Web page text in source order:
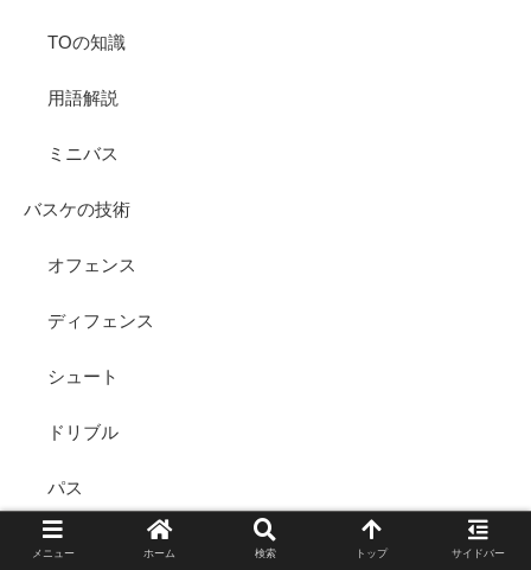
TOの知識
用語解説
ミニバス
バスケの技術
オフェンス
ディフェンス
シュート
ドリブル
パス
リバウンド
メニュー ホーム 検索 トップ サイドバー